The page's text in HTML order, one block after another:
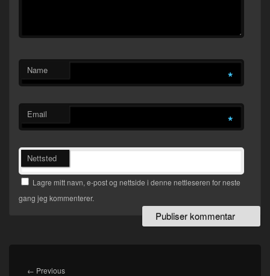
Name *
Email *
Nettsted
Lagre mitt navn, e-post og nettside i denne nettleseren for neste
gang jeg kommenterer.
← PreviousPrevious